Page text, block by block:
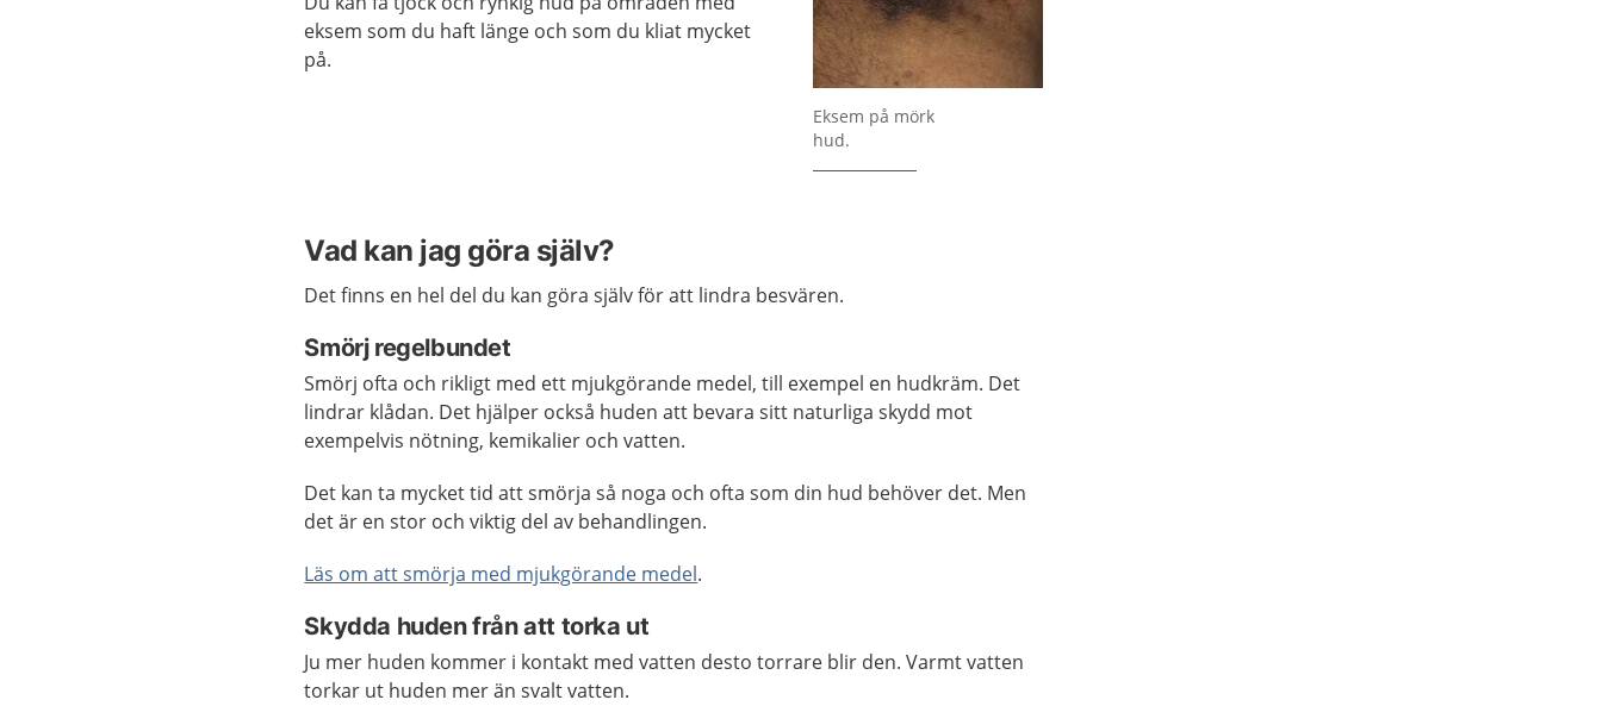
Eksem på mörk
hud.
eksem som du haft länge och som du kliat mycket
på.
Vad kan jag göra själv?
Det finns en hel del du kan göra själv för att lindra besvären.
Smörj regelbundet
Smörj ofta och rikligt med ett mjukgörande medel, till exempel en hudkräm. Det
lindrar klådan. Det hjälper också huden att bevara sitt naturliga skydd mot
exempelvis nötning, kemikalier och vatten.
Det kan ta mycket tid att smörja så noga och ofta som din hud behöver det. Men
det är en stor och viktig del av behandlingen.
Läs om att smörja med mjukgörande medel.
Skydda huden från att torka ut
Ju mer huden kommer i kontakt med vatten desto torrare blir den. Varmt vatten
torkar ut huden mer än svalt vatten.